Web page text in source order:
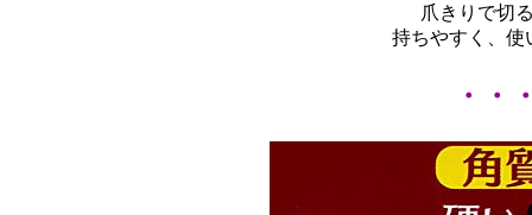
爪きりで切
持ちやすく、使
・